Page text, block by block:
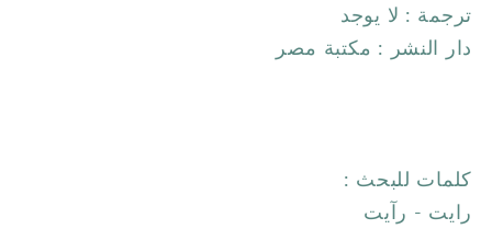
ترجمة : لا يوجد
دار النشر : مكتبة مصر
كلمات للبحث :
رايت - رآيت